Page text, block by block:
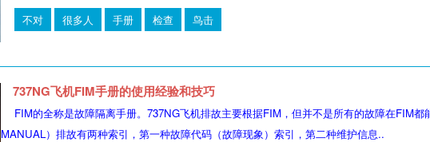
不对 很多人 手册 检查 鸟击
737NG飞机FIM手册的使用经验和技巧
FIM的全称是故障隔离手册。737NG飞机排故主要根据FIM，但并不是所有的故障在FIM
MANUAL）排故有两种索引，第一种故障代码（故障现象）索引，第二种维护信息..